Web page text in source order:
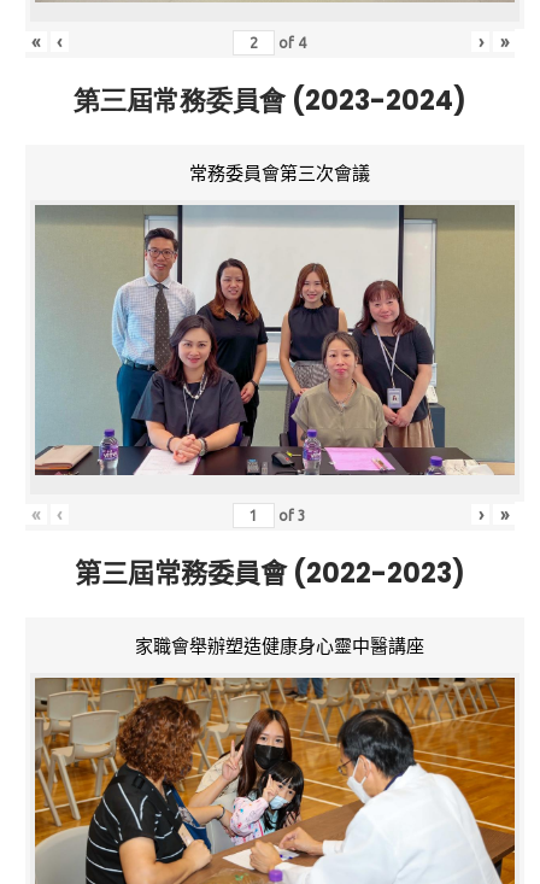
« ‹ of 4 › »
第三屆常務委員會 (2023-2024)
常務委員會第三次會議
« ‹ of3 › »
第三屆常務委員會 (2022-2023)
家職會舉辦塑造健康身心靈中醫講座